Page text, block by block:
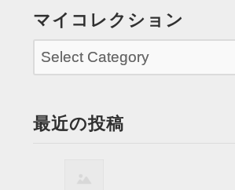
マイコレクション
最近の投稿